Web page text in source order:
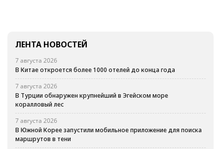
ЛЕНТА НОВОСТЕЙ
7 августа 2026
В Китае откроется более 1000 отелей до конца года
7 августа 2026
В Турции обнаружен крупнейший в Эгейском море
коралловый лес
7 августа 2026
В Южной Корее запустили мобильное приложение для поиска
маршрутов в тени